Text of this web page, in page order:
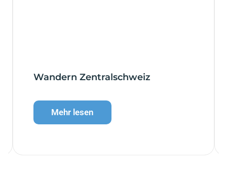
Wandern Zentralschweiz
Mehr lesen